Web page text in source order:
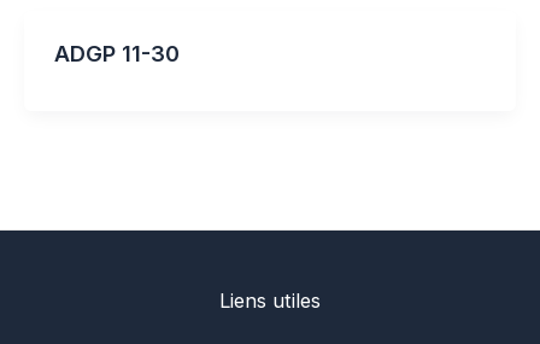
ADGP 11-30
Liens utiles